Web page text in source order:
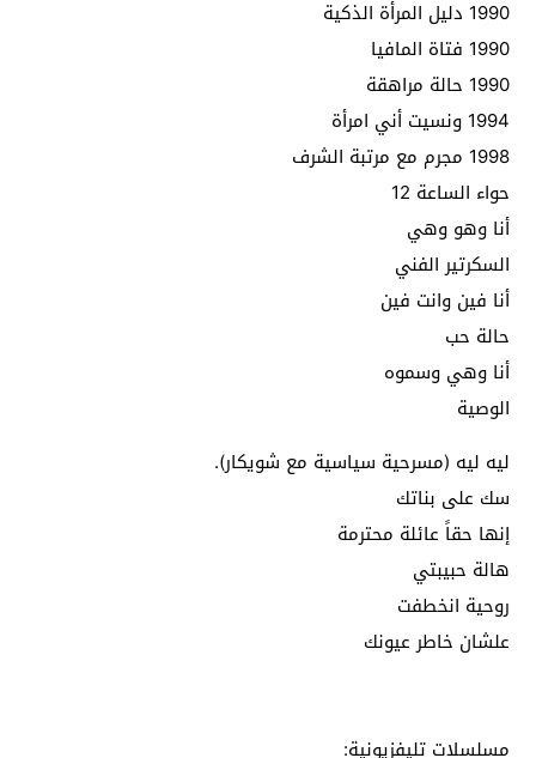
1990 دليل المرأة الذكية
1990 فتاة المافيا
1990 حالة مراهقة
1994 ونسيت أني امرأة
1998 مجرم مع مرتبة الشرف
حواء الساعة 12
أنا وهو وهي
السكرتير الفني
أنا فين وانت فين
حالة حب
أنا وهي وسموه
الوصية
ليه ليه (مسرحية سياسية مع شويكار).
سك على بناتك
إنها حقاً عائلة محترمة
هالة حبيبتي
روحية انخطفت
علشان خاطر عيونك
مسلسلات تليفزيونية: